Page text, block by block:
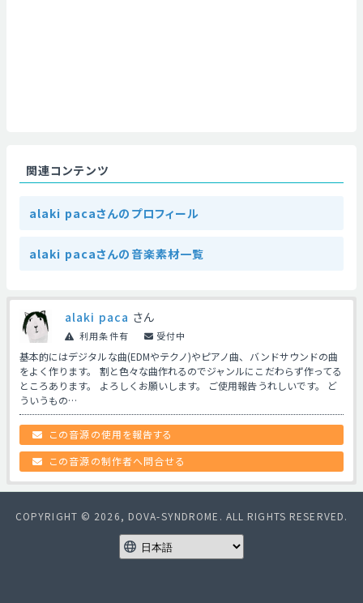
関連コンテンツ
alaki pacaさんのプロフィール
alaki pacaさんの音楽素材一覧
alaki paca さん
利用条件有 受付中
基本的にはデジタルな曲(EDMやテクノ)やピアノ曲、バンドサウンドの曲
をよく作ります。 割と色々な曲作れるのでジャンルにこだわらず作ってる
ところあります。 よろしくお願いします。 ご使用報告うれしいです。 ど
ういうもの…
この音源の使用を報告する
この音源の制作者へ問合せる
COPYRIGHT © 2026, DOVA-SYNDROME. ALL RIGHTS RESERVED.